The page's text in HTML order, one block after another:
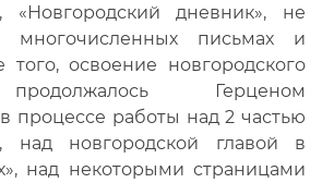
«Новгородский дневник», не
письмах и
того, освоение новгородского
Герценом
процессе работы над 2 частью
над новгородской главой в
над некоторыми страницами